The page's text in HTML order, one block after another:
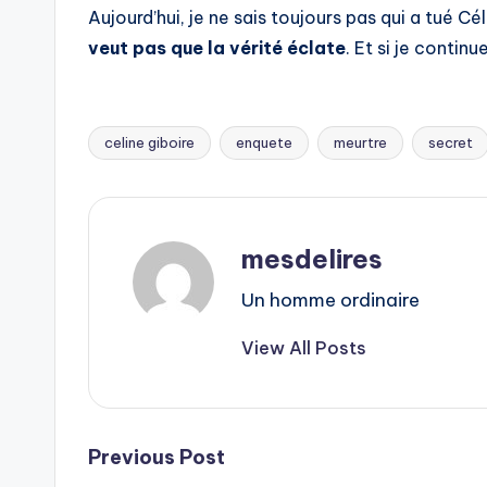
Aujourd’hui, je ne sais toujours pas qui a tué
veut pas que la vérité éclate. Et si je
Tags:
celine giboire enquete meurtre secret
mesdelires
Un homme ordinaire
View All Posts
Post
Previous Post